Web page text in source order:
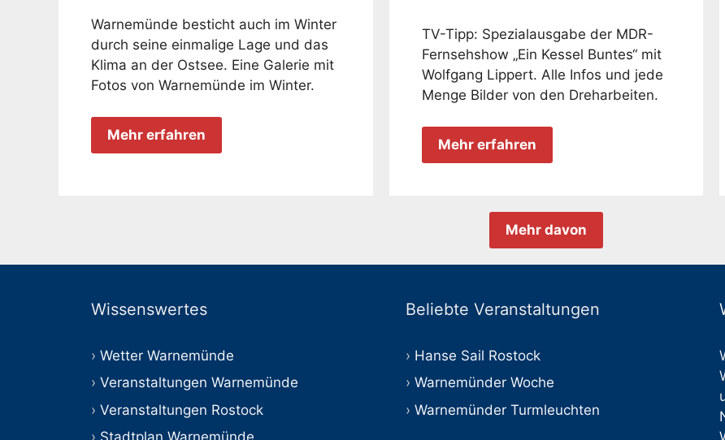
Warnemünde besticht auch im Winter
durch seine einmalige Lage und das
Klima an der Ostsee. Eine Galerie mit
Fotos von Warnemünde im Winter.
Mehr erfahren
TV-Tipp: Spezialausgabe der MDR-
Fernsehshow „Ein Kessel Buntes“ mit
Wolfgang Lippert. Alle Infos und jede
Menge Bilder von den Dreharbeiten.
Mehr erfahren
Mehr davon
Wissenswertes
Wetter Warnemünde
Veranstaltungen Warnemünde
Veranstaltungen Rostock
Stadtplan Warnemünde
Beliebte Veranstaltungen
Hanse Sail Rostock
Warnemünder Woche
Warnemünder Turmleuchten